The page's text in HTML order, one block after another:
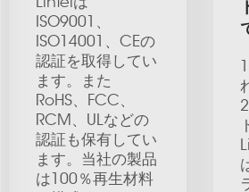
ISO9001、
ISO14001、CEの
認証を取得してい
ます。また
RoHS、FCC、
RCM、ULなどの
認証も保有してい
ます。当社の製品
は100％再生材料